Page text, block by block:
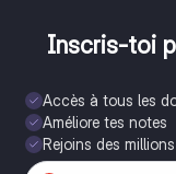
Inscris-toi
Accès à tous les
Améliore tes notes
Rejoins des